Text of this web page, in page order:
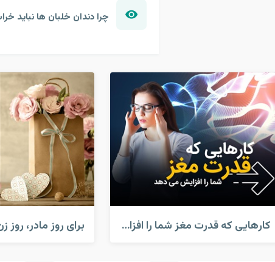
چرا دندان خلبان ها نباید
کارهایی که قدرت مغز شما را افزایش می دهد! برای روز مادر،